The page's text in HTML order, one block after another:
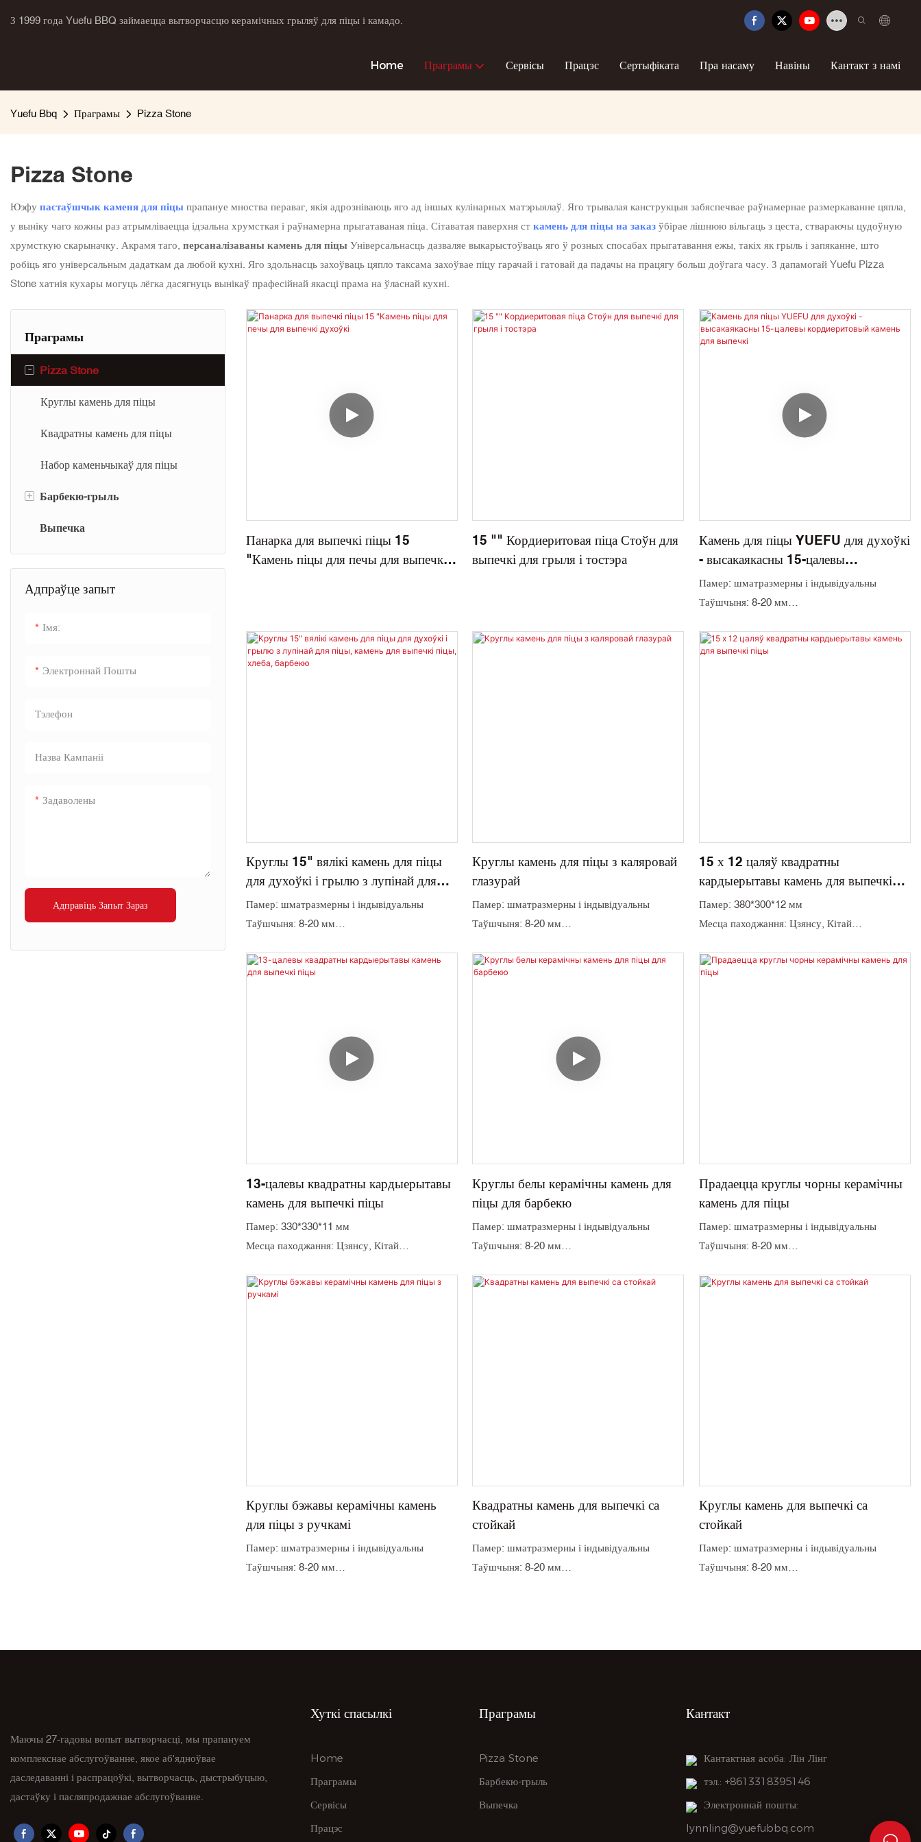
З 1999 года Yuefu BBQ займаецца вытворчасцю керамічных грыляў для піцы і камадо.
Home Праграмы Сервісы Працэс Сертыфіката Пра насаму Навіны Кантакт з намі
Yuefu Bbq Праграмы Pizza Stone
Pizza Stone
Юэфу пастаўшчык каменя для піцы прапануе мноства пераваг, якія адрозніваюць яго ад іншых кулінарных матэрыялаў. Яго трывалая канструкцыя забяспечвае раўнамернае размеркаванне цяпла,
у выніку чаго кожны раз атрымліваецца ідэальна хрумсткая і раўнамерна прыгатаваная піца. Сітаватая паверхня ст камень для піцы на заказ ўбірае лішнюю вільгаць з цеста, ствараючы цудоўную
хрумсткую скарыначку. Акрамя таго, персаналізаваны камень для піцы Універсальнасць дазваляе выкарыстоўваць яго ў розных спосабах прыгатавання ежы, такіх як грыль і запяканне, што
робіць яго універсальным дадаткам да любой кухні. Яго здольнасць захоўваць цяпло таксама захоўвае піцу гарачай і гатовай да падачы на ​​працягу больш доўгага часу. З дапамогай Yuefu Pizza
Stone хатнія кухары могуць лёгка дасягнуць вынікаў прафесійнай якасці прама на ўласнай кухні.
Праграмы
- Pizza Stone
Круглы камень для піцы
Квадратны камень для піцы
Набор каменьчыкаў для піцы
+ Барбекю-грыль
Камадо Грыль
Выпечка
Адпраўце запыт
Імя:
Электроннай Пошты
Тэлефон
Назва Кампаніі
Задаволены
Адправіць Запыт Зараз
Панарка для выпечкі піцы 15
"Камень піцы для печы для выпечкі
15 "" Кордиеритовая піца Стоўн для
выпечкі для грыля і тостэра
Камень для піцы YUEFU для духоўкі
- высакаякасны 15-цалевы
кордиеритовый камень для выпечкі
Памер: шматразмерны і індывідуальны
Таўшчыня: 8-20 мм
Мінімальная колькасць замовы: 1000 шт
Колер: белы і індывідуальны
Круглы 15" вялікі камень для піцы
для духоўкі і грылю з лупінай для
піцы, камень для выпечкі піцы, хлеба,
барбекю
Памер: шматразмерны і індывідуальны
Таўшчыня: 8-20 мм
Мінімальная колькасць замовы: 1000 шт
Колер: белы і індывідуальны
Тэрмін дастаўкі: 45 дзён
Круглы камень для піцы з каляровай
глазурай
Памер: шматразмерны і індывідуальны
Таўшчыня: 8-20 мм
Мінімальная колькасць замовы: 1000 шт
Колер: бэжавы і індывідуальны
Тэрмін дастаўкі: 45 дзён
15 х 12 цаляў квадратны
кардыерытавы камень для выпечкі
піцы
Памер: 380*300*12 мм
Месца паходжання: Цзянсу, Кітай
Колер: белы, бэжавы і індывідуальны
Матэрыялазнаўства: кордиерит
13-цалевы квадратны кардыерытавы
камень для выпечкі піцы
Памер: 330*330*11 мм
Месца паходжання: Цзянсу, Кітай
Колер: белы, бэжавы і індывідуальны
Матэрыялазнаўства: кордиерит
Круглы белы керамічны камень для
піцы для барбекю
Памер: шматразмерны і індывідуальны
Таўшчыня: 8-20 мм
Мінімальная колькасць замовы: 1000 шт
Прадаецца круглы чорны керамічны
камень для піцы
Памер: шматразмерны і індывідуальны
Таўшчыня: 8-20 мм
Мінімальная колькасць замовы: 1000 шт
Круглы бэжавы керамічны камень
для піцы з ручкамі
Памер: шматразмерны і індывідуальны
Таўшчыня: 8-20 мм
Квадратны камень для выпечкі са
стойкай
Памер: шматразмерны і індывідуальны
Таўшчыня: 8-20 мм
Круглы камень для выпечкі са
стойкай
Памер: шматразмерны і індывідуальны
Таўшчыня: 8-20 мм
Маючы 27-гадовы вопыт вытворчасці, мы прапануем
комплекснае абслугоўванне, якое аб'ядноўвае
даследаванні і распрацоўкі, вытворчасць, дыстрыбуцыю,
дастаўку і пасляпродажнае абслугоўванне.
Хуткі спасылкі
Home
Праграмы
Сервісы
Працэс
Праграмы
Pizza Stone
Барбекю-грыль
Выпечка
Кантакт
Кантактная асоба: Лін Лінг
тэл.: +8613318395146
Электроннай пошты:
lynnling@yuefubbq.com